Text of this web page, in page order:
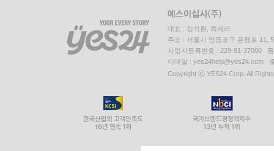
대표 : 김석환, 최세라
주소 : 서울시 영등포구 은행로 11,
사업자등록번호 : 229-81-37000
이메일 : yes24help@yes24.com
Copyright ⓒ YES24 Corp. All